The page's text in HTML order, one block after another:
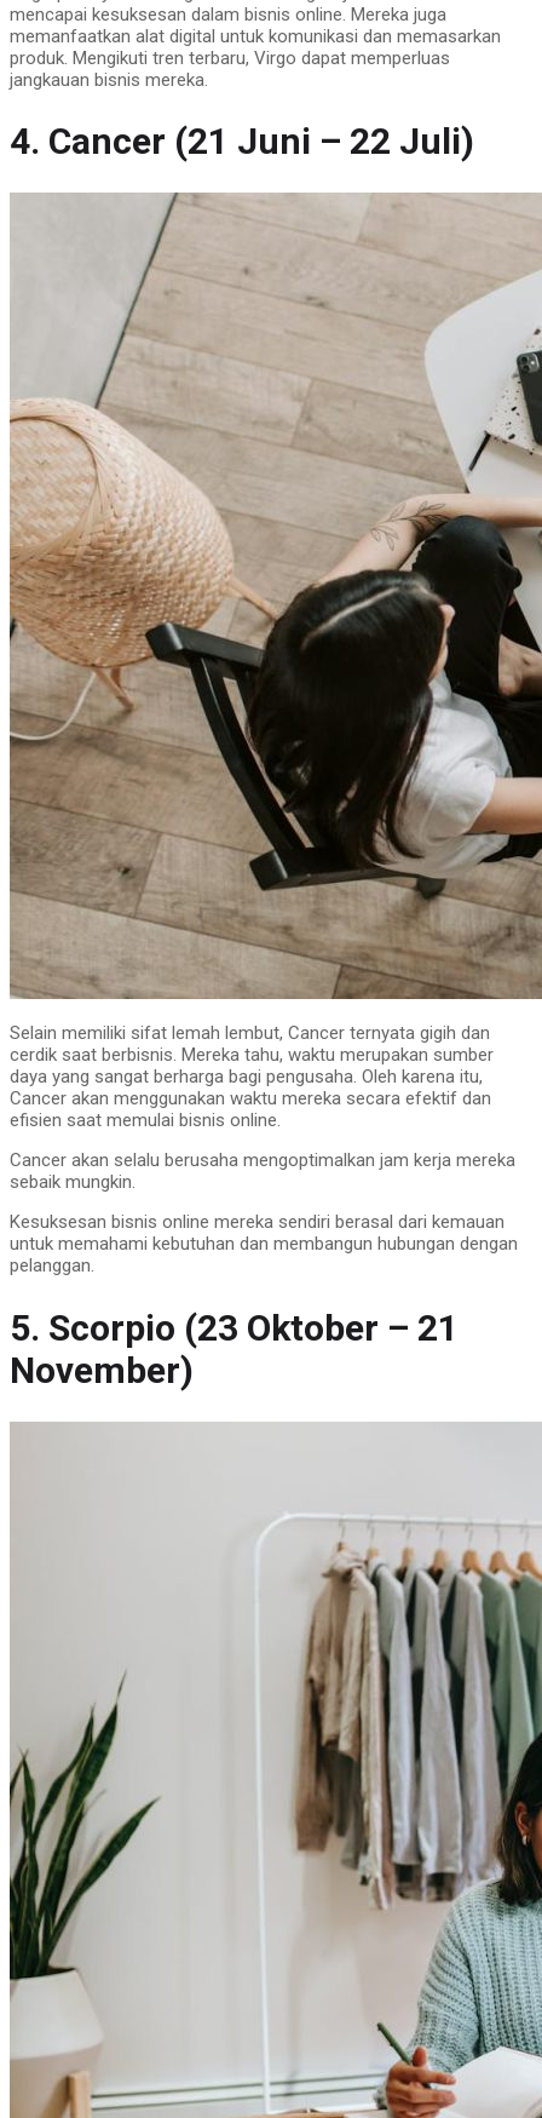
mencapai kesuksesan dalam bisnis online. Mereka juga
memanfaatkan alat digital untuk komunikasi dan memasarkan
produk. Mengikuti tren terbaru, Virgo dapat memperluas
jangkauan bisnis mereka.
4. Cancer (21 Juni – 22 Juli)
Selain memiliki sifat lemah lembut, Cancer ternyata gigih dan
cerdik saat berbisnis. Mereka tahu, waktu merupakan sumber
daya yang sangat berharga bagi pengusaha. Oleh karena itu,
Cancer akan menggunakan waktu mereka secara efektif dan
efisien saat memulai bisnis online.
Cancer akan selalu berusaha mengoptimalkan jam kerja mereka
sebaik mungkin.
Kesuksesan bisnis online mereka sendiri berasal dari kemauan
untuk memahami kebutuhan dan membangun hubungan dengan
pelanggan.
5. Scorpio (23 Oktober – 21
November)